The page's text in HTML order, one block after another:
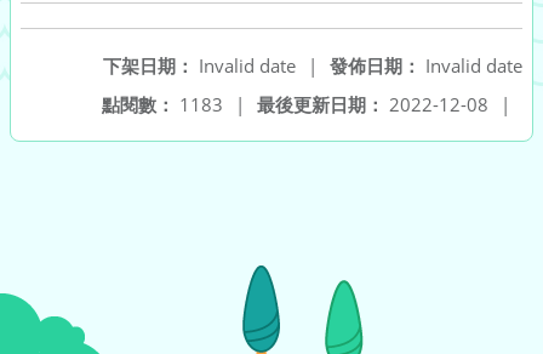
發佈日期： Invalid date
下架日期： Invalid date
|
最後更新日期： 2022-12-08 |
點閱數： 1183 |